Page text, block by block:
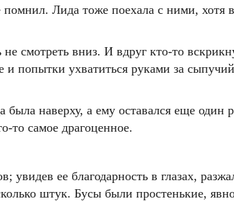
Лида тоже поехала с ними, хотя
смотреть вниз. И вдруг кто-то
и попытки ухватиться руками за
наверху, а ему оставался еще один
то самое драгоценное.
ее благодарность в глазах,
штук. Бусы были простенькие,